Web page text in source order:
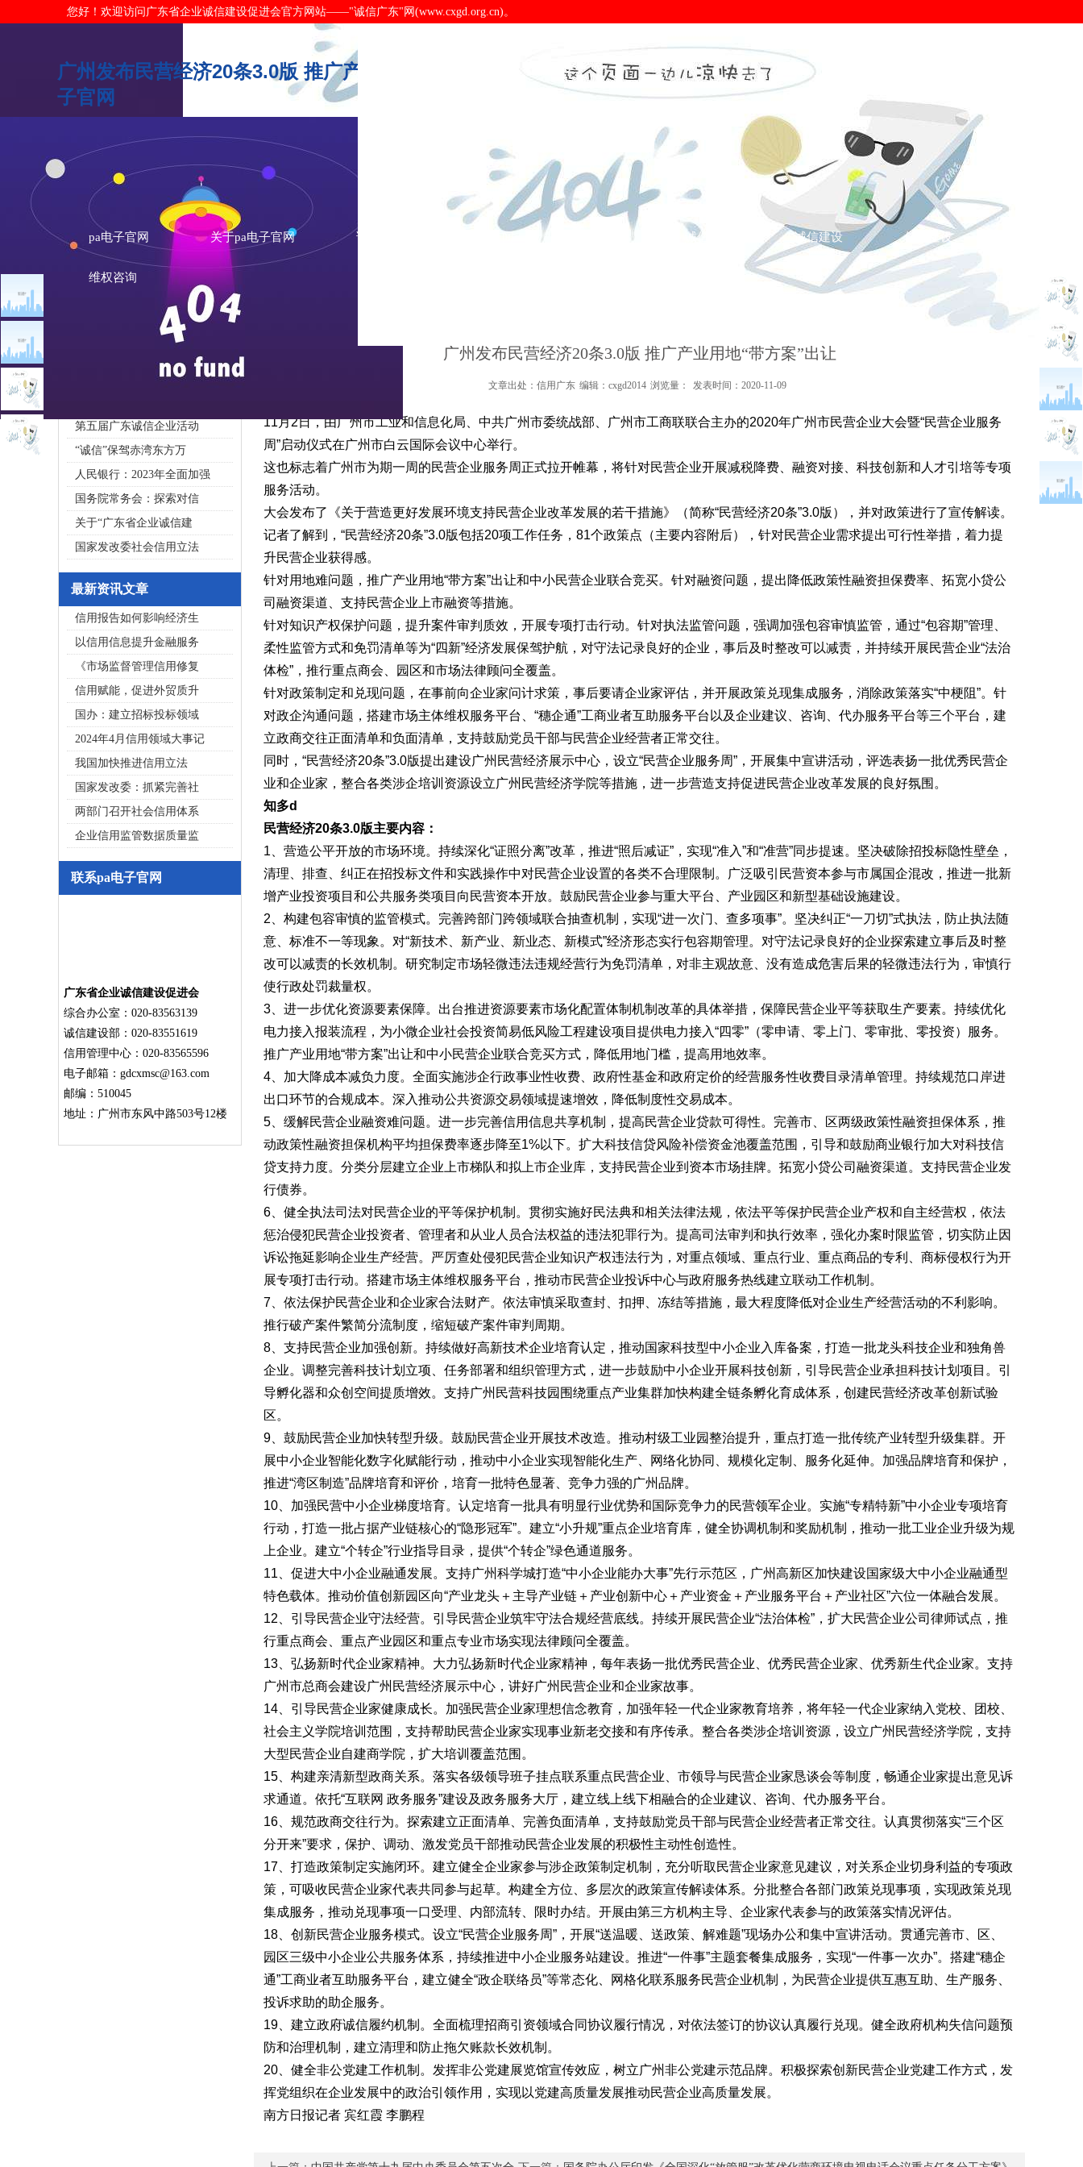
您好！欢迎访问广东省企业诚信建设促进会官方网站——"诚信广东"网(www.cxgd.org.cn)。
广州发布民营经济20条3.0版 推广产业用地“带方案”出让-pa电
子官网
pa电子官网 关于pa电子官网 诚信广东 诚信认证 诚信建设 信用建设
维权咨询
广州市发展改革委关于做
重大突发公共卫生事件一
2020广东省守合同重信用企
第五届广东诚信企业活动
“诚信”保驾赤湾东方万
人民银行：2023年全面加强
国务院常务会：探索对信
关于“广东省企业诚信建
国家发改委社会信用立法
最新资讯文章
信用报告如何影响经济生
以信用信息提升金融服务
《市场监督管理信用修复
信用赋能，促进外贸质升
国办：建立招标投标领域
2024年4月信用领域大事记
我国加快推进信用立法
国家发改委：抓紧完善社
两部门召开社会信用体系
企业信用监管数据质量监
联系pa电子官网
广东省企业诚信建设促进会
综合办公室：020-83563139
诚信建设部：020-83551619
信用管理中心：020-83565596
电子邮箱： gdcxmsc@163.com
邮编：510045
地址：广州市东风中路503号12楼
您的位置： >诚信新闻 诚信新闻
广州发布民营经济20条3.0版 推广产业用地“带方案”出让
文章出处：信用广东 编辑：cxgd2014 浏览量： 发表时间：2020-11-09
11月2日，由广州市工业和信息化局、中共广州市委统战部、广州市工商联联合主办的2020年广州市民营企业大会暨“民营企业服务
周”启动仪式在广州市白云国际会议中心举行。
这也标志着广州市为期一周的民营企业服务周正式拉开帷幕，将针对民营企业开展减税降费、融资对接、科技创新和人才引培等专项
服务活动。
大会发布了《关于营造更好发展环境支持民营企业改革发展的若干措施》（简称“民营经济20条”3.0版），并对政策进行了宣传解读。
记者了解到， “民营经济20条”3.0版包括20项工作任务，81个政策点（主要内容附后），针对民营企业需求提出可行性举措，着力提
升民营企业获得感。
针对用地难问题，推广产业用地“带方案”出让和中小民营企业联合竞买。针对融资问题，提出降低政策性融资担保费率、拓宽小贷公
司融资渠道、支持民营企业上市融资等措施。
针对知识产权保护问题，提升案件审判质效，开展专项打击行动。针对执法监管问题，强调加强包容审慎监管，通过“包容期”管理、
柔性监管方式和免罚清单等为“四新”经济发展保驾护航，对守法记录良好的企业，事后及时整改可以减责，并持续开展民营企业“法治
体检”，推行重点商会、园区和市场法律顾问全覆盖。
针对政策制定和兑现问题，在事前向企业家问计求策，事后要请企业家评估，并开展政策兑现集成服务，消除政策落实“中梗阻”。针
对政企沟通问题，搭建市场主体维权服务平台、“穗企通”工商业者互助服务平台以及企业建议、咨询、代办服务平台等三个平台，建
立政商交往正面清单和负面清单，支持鼓励党员干部与民营企业经营者正常交往。
同时， “民营经济20条”3.0版提出建设广州民营经济展示中心，设立“民营企业服务周”，开展集中宣讲活动，评选表扬一批优秀民营企
业和企业家，整合各类涉企培训资源设立广州民营经济学院等措施，进一步营造支持促进民营企业改革发展的良好氛围。
知多d
民营经济20条3.0版主要内容：
1、营造公平开放的市场环境。持续深化“证照分离”改革，推进“照后减证”，实现“准入”和“准营”同步提速。坚决破除招投标隐性壁垒，
清理、排查、纠正在招投标文件和实践操作中对民营企业设置的各类不合理限制。广泛吸引民营资本参与市属国企混改，推进一批新
增产业投资项目和公共服务类项目向民营资本开放。鼓励民营企业参与重大平台、产业园区和新型基础设施建设。
2、构建包容审慎的监管模式。完善跨部门跨领域联合抽查机制，实现“进一次门、查多项事”。坚决纠正“一刀切”式执法，防止执法随
意、标准不一等现象。对“新技术、新产业、新业态、新模式”经济形态实行包容期管理。对守法记录良好的企业探索建立事后及时整
改可以减责的长效机制。研究制定市场轻微违法违规经营行为免罚清单，对非主观故意、没有造成危害后果的轻微违法行为，审慎行
使行政处罚裁量权。
3、进一步优化资源要素保障。出台推进资源要素市场化配置体制机制改革的具体举措，保障民营企业平等获取生产要素。持续优化
电力接入报装流程，为小微企业社会投资简易低风险工程建设项目提供电力接入“四零”（零申请、零上门、零审批、零投资）服务。
推广产业用地“带方案”出让和中小民营企业联合竞买方式，降低用地门槛，提高用地效率。
4、加大降成本减负力度。全面实施涉企行政事业性收费、政府性基金和政府定价的经营服务性收费目录清单管理。持续规范口岸进
出口环节的合规成本。深入推动公共资源交易领域提速增效，降低制度性交易成本。
5、缓解民营企业融资难问题。进一步完善信用信息共享机制，提高民营企业贷款可得性。完善市、区两级政策性融资担保体系，推
动政策性融资担保机构平均担保费率逐步降至1%以下。扩大科技信贷风险补偿资金池覆盖范围，引导和鼓励商业银行加大对科技信
贷支持力度。分类分层建立企业上市梯队和拟上市企业库，支持民营企业到资本市场挂牌。拓宽小贷公司融资渠道。支持民营企业发
行债券。
6、健全执法司法对民营企业的平等保护机制。贯彻实施好民法典和相关法律法规，依法平等保护民营企业产权和自主经营权，依法
惩治侵犯民营企业投资者、管理者和从业人员合法权益的违法犯罪行为。提高司法审判和执行效率，强化办案时限监管，切实防止因
诉讼拖延影响企业生产经营。严厉查处侵犯民营企业知识产权违法行为，对重点领域、重点行业、重点商品的专利、商标侵权行为开
展专项打击行动。搭建市场主体维权服务平台，推动市民营企业投诉中心与政府服务热线建立联动工作机制。
7、依法保护民营企业和企业家合法财产。依法审慎采取查封、扣押、冻结等措施，最大程度降低对企业生产经营活动的不利影响。
推行破产案件繁简分流制度，缩短破产案件审判周期。
8、支持民营企业加强创新。持续做好高新技术企业培育认定，推动国家科技型中小企业入库备案，打造一批龙头科技企业和独角兽
企业。调整完善科技计划立项、任务部署和组织管理方式，进一步鼓励中小企业开展科技创新，引导民营企业承担科技计划项目。引
导孵化器和众创空间提质增效。支持广州民营科技园围绕重点产业集群加快构建全链条孵化育成体系，创建民营经济改革创新试验
区。
9、鼓励民营企业加快转型升级。鼓励民营企业开展技术改造。推动村级工业园整治提升，重点打造一批传统产业转型升级集群。开
展中小企业智能化数字化赋能行动，推动中小企业实现智能化生产、网络化协同、规模化定制、服务化延伸。加强品牌培育和保护，
推进“湾区制造”品牌培育和评价，培育一批特色显著、竞争力强的广州品牌。
10、加强民营中小企业梯度培育。认定培育一批具有明显行业优势和国际竞争力的民营领军企业。实施“专精特新”中小企业专项培育
行动，打造一批占据产业链核心的“隐形冠军”。建立“小升规”重点企业培育库，健全协调机制和奖励机制，推动一批工业企业升级为规
上企业。建立“个转企”行业指导目录，提供“个转企”绿色通道服务。
11、促进大中小企业融通发展。支持广州科学城打造“中小企业能办大事”先行示范区，广州高新区加快建设国家级大中小企业融通型
特色载体。推动价值创新园区向“产业龙头＋主导产业链＋产业创新中心＋产业资金＋产业服务平台＋产业社区”六位一体融合发展。
12、引导民营企业守法经营。引导民营企业筑牢守法合规经营底线。持续开展民营企业“法治体检”，扩大民营企业公司律师试点，推
行重点商会、重点产业园区和重点专业市场实现法律顾问全覆盖。
13、弘扬新时代企业家精神。大力弘扬新时代企业家精神，每年表扬一批优秀民营企业、优秀民营企业家、优秀新生代企业家。支持
广州市总商会建设广州民营经济展示中心，讲好广州民营企业和企业家故事。
14、引导民营企业家健康成长。加强民营企业家理想信念教育，加强年轻一代企业家教育培养，将年轻一代企业家纳入党校、团校、
社会主义学院培训范围，支持帮助民营企业家实现事业新老交接和有序传承。整合各类涉企培训资源，设立广州民营经济学院，支持
大型民营企业自建商学院，扩大培训覆盖范围。
15、构建亲清新型政商关系。落实各级领导班子挂点联系重点民营企业、市领导与民营企业家恳谈会等制度，畅通企业家提出意见诉
求通道。依托“互联网 政务服务”建设及政务服务大厅，建立线上线下相融合的企业建议、咨询、代办服务平台。
16、规范政商交往行为。探索建立正面清单、完善负面清单，支持鼓励党员干部与民营企业经营者正常交往。认真贯彻落实“三个区
分开来”要求，保护、调动、激发党员干部推动民营企业发展的积极性主动性创造性。
17、打造政策制定实施闭环。建立健全企业家参与涉企政策制定机制，充分听取民营企业家意见建议，对关系企业切身利益的专项政
策，可吸收民营企业家代表共同参与起草。构建全方位、多层次的政策宣传解读体系。分批整合各部门政策兑现事项，实现政策兑现
集成服务，推动兑现事项一口受理、内部流转、限时办结。开展由第三方机构主导、企业家代表参与的政策落实情况评估。
18、创新民营企业服务模式。设立“民营企业服务周”，开展“送温暖、送政策、解难题”现场办公和集中宣讲活动。贯通完善市、区、
园区三级中小企业公共服务体系，持续推进中小企业服务站建设。推进“一件事”主题套餐集成服务，实现“一件事一次办”。搭建“穗企
通”工商业者互助服务平台，建立健全“政企联络员”等常态化、网格化联系服务民营企业机制，为民营企业提供互惠互助、生产服务、
投诉求助的助企服务。
19、建立政府诚信履约机制。全面梳理招商引资领域合同协议履行情况，对依法签订的协议认真履行兑现。健全政府机构失信问题预
防和治理机制，建立清理和防止拖欠账款长效机制。
20、健全非公党建工作机制。发挥非公党建展览馆宣传效应，树立广州非公党建示范品牌。积极探索创新民营企业党建工作方式，发
挥党组织在企业发展中的政治引领作用，实现以党建高质量发展推动民营企业高质量发展。
南方日报记者 宾红霞 李鹏程